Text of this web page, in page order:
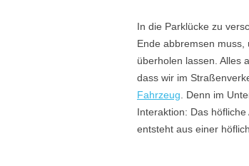
In die Parklücke zu
Ende abbremsen
überholen lassen. Alles
dass wir im
Fahrzeug . Denn im
Interaktion: Das
entsteht aus einer